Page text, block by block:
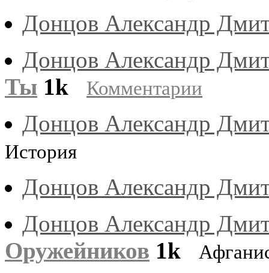
Донцов Александр
Донцов Александр
Ты 1k Комментарии
Донцов Александр
История
Донцов Александр
Донцов Александр
Оружейников 1k